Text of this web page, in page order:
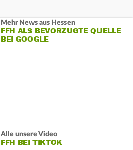
Mehr News aus Hessen
FFH ALS BEVORZUGTE QUELLE
BEI GOOGLE
Alle unsere Video
FFH BEI TIKTOK